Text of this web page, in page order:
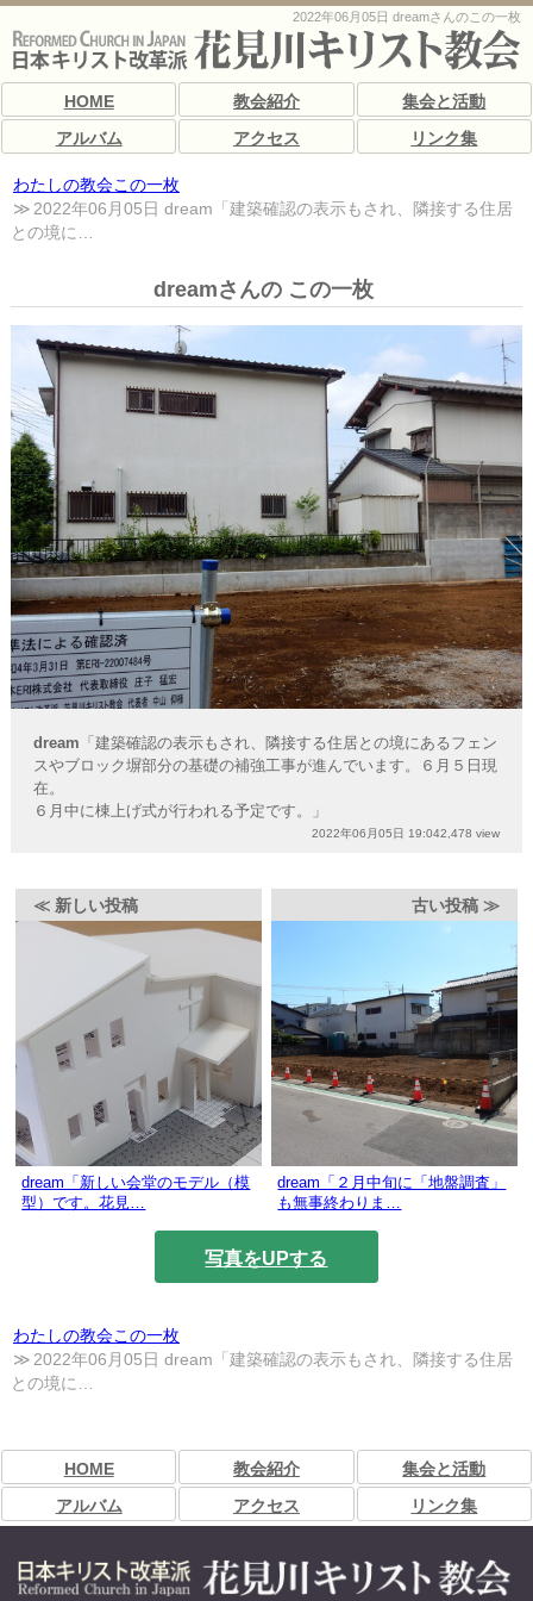
2022年06月05日 dreamさんのこの一枚
HOME 教会紹介
集会と活動
アルバム
アクセス リンク集
わたしの教会この一枚
2022年06月05日 dream「建築確認の表示もされ、隣接する住居
との境に…
dreamさんの この一枚
dream 「建築確認の表示もされ、隣接する住居との境にあるフェン
スやブロック塀部分の基礎の補強工事が進んでいます。６月５日現
在。
６月中に棟上げ式が行われる予定です。」
2022年06月05日 19:042,478 view
≪ 新しい投稿
dream「新しい会堂のモデル（模
型）です。花見…
古い投稿 ≫
dream「２月中旬に「地盤調査」
も無事終わりま…
写真をUPする
わたしの教会この一枚
2022年06月05日 dream「建築確認の表示もされ、隣接する住居
との境に…
HOME 教会紹介
集会と活動
アルバム
アクセス リンク集